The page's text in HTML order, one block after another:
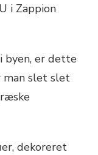
i Zappion
byen, er dette
slet slet
dekoreret